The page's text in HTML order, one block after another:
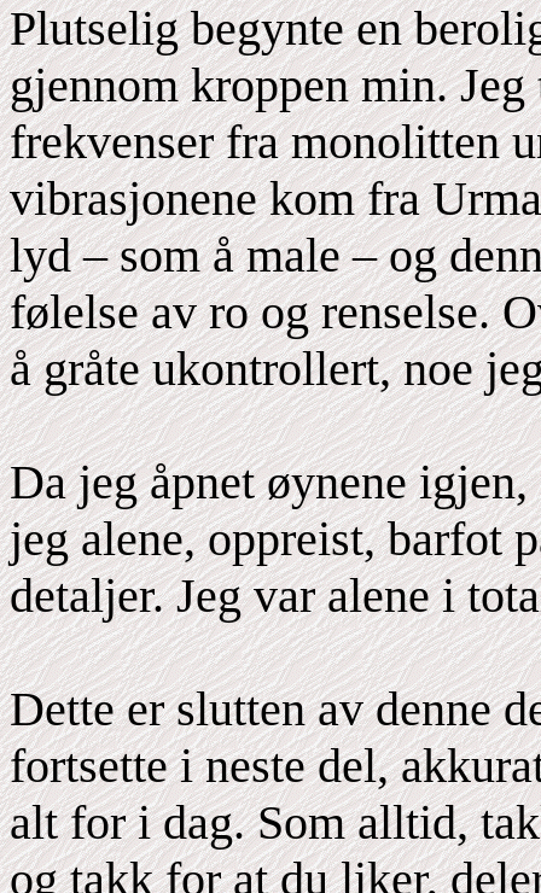
Plutselig begynte en
gjennom kroppen min.
frekvenser fra monolitten
vibrasjonene kom fra
lyd – som å male – og
følelse av ro og renselse.
å gråte ukontrollert, noe
Da jeg åpnet øynene
jeg alene, oppreist, barfot
detaljer. Jeg var alene i
Dette er slutten av denne
fortsette i neste del,
alt for i dag. Som alltid,
og takk for at du liker,